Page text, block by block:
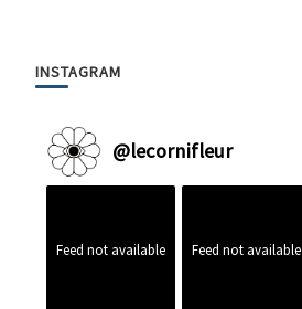
INSTAGRAM
@lecornifleur
Feed not available Feed not available